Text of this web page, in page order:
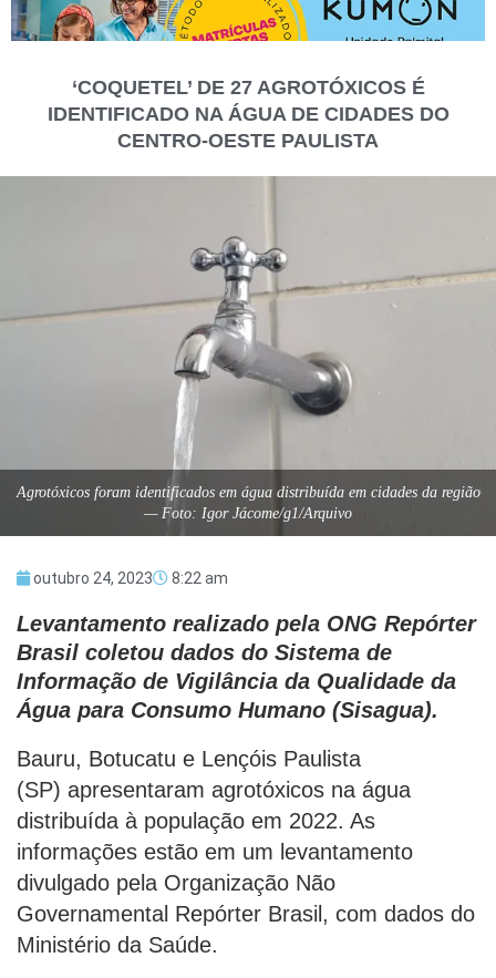
‘COQUETEL’ DE 27 AGROTÓXICOS É
IDENTIFICADO NA ÁGUA DE CIDADES DO
CENTRO-OESTE PAULISTA
Agrotóxicos foram identificados em água distribuída em cidades da região
— Foto: Igor Jácome/g1/Arquivo
outubro 24, 2023 8:22 am
Levantamento realizado pela ONG Repórter
Brasil coletou dados do Sistema de
Informação de Vigilância da Qualidade da
Água para Consumo Humano (Sisagua).
Bauru, Botucatu e Lençóis Paulista
(SP) apresentaram agrotóxicos na água
distribuída à população em 2022. As
informações estão em um levantamento
divulgado pela Organização Não
Governamental Repórter Brasil, com dados do
Ministério da Saúde.